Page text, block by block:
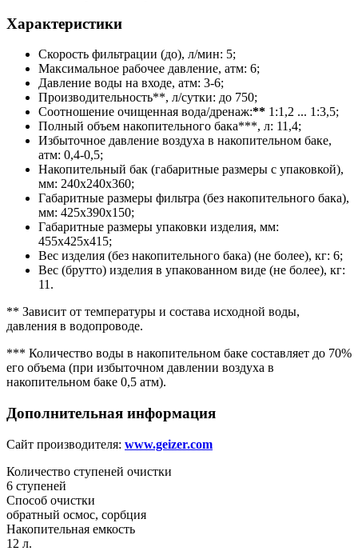
Характеристики
Скорость фильтрации (до), л/мин: 5;
Максимальное рабочее давление, атм: 6;
Давление воды на входе, атм: 3-6;
Производительность**, л/сутки: до 750;
Соотношение очищенная вода/дренаж:** 1:1,2 ... 1:3,5;
Полный объем накопительного бака***, л: 11,4;
Избыточное давление воздуха в накопительном баке,
атм: 0,4-0,5;
Накопительный бак (габаритные размеры с упаковкой),
мм: 240х240х360;
Габаритные размеры фильтра (без накопительного бака),
мм: 425х390х150;
Габаритные размеры упаковки изделия, мм:
455х425х415;
Вес изделия (без накопительного бака) (не более), кг: 6;
Вес (брутто) изделия в упакованном виде (не более), кг:
11.
** Зависит от температуры и состава исходной воды,
давления в водопроводе.
*** Количество воды в накопительном баке составляет до 70%
его объема (при избыточном давлении воздуха в
накопительном баке 0,5 атм).
Дополнительная информация
Сайт производителя: www.geizer.com
Количество ступеней очистки
6 ступеней
Способ очистки
обратный осмос, сорбция
Накопительная емкость
12 л.